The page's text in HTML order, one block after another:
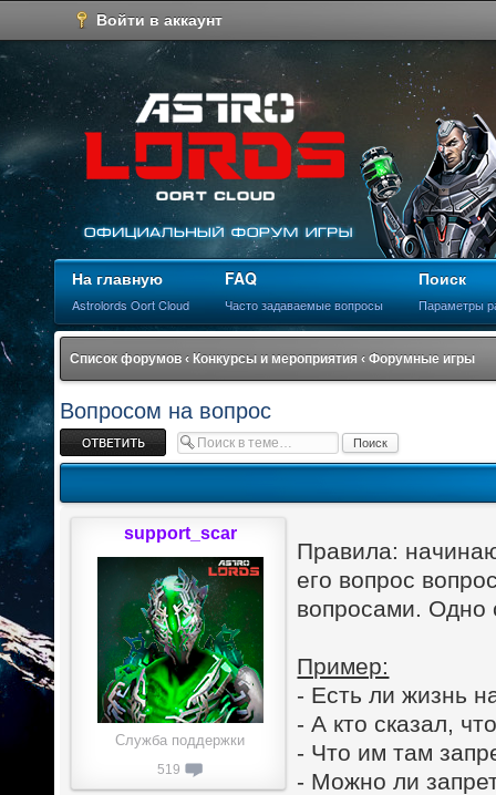
Войти в аккаунт
На главную
Astrolords Oort Cloud
FAQ
Часто задаваемые вопросы
Поиск
Параметры
Список форумов ‹ Конкурсы и мероприятия ‹ Форумные игры
Вопросом на вопрос
Ответить
Правила:
его вопрос
вопросами. Одно
Пример:
- Есть ли жизнь
- А кто сказал,
- Что им там
- Можно ли
support_scar
Служба поддержки
519